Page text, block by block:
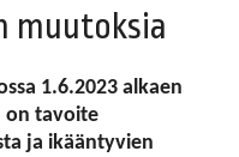
muutoksia
1.6.2023 alkaen
on tavoite
ja ikääntyvien